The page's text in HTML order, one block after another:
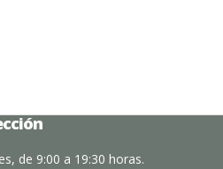
de 9:00 a 19:30 horas.